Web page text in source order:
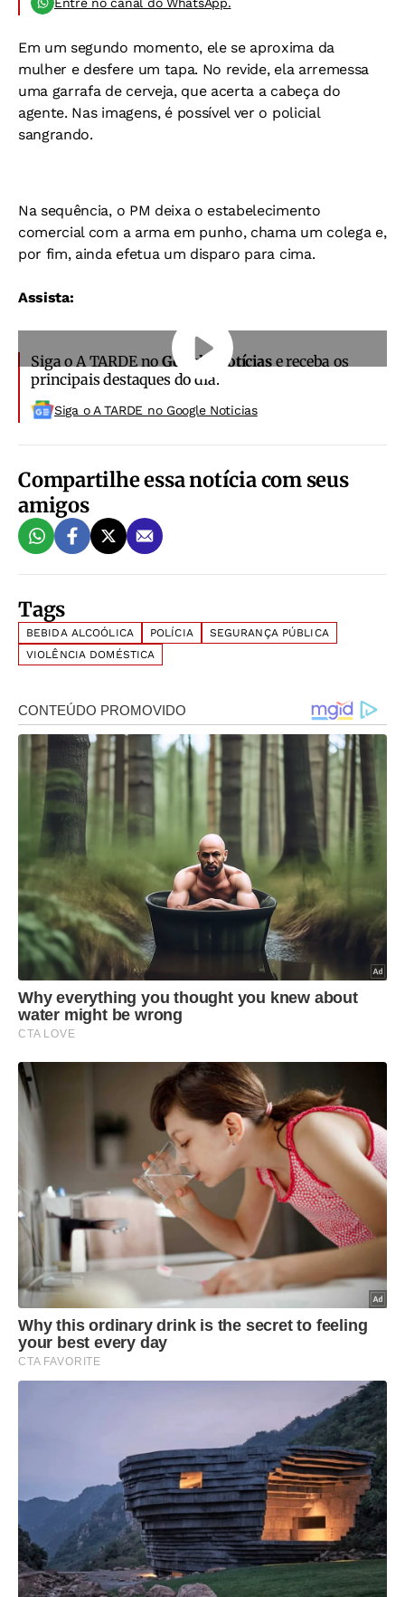
Em um segundo momento, ele se aproxima da
mulher e desfere um tapa. No revide, ela arremessa
uma garrafa de cerveja, que acerta a cabeça do
agente. Nas imagens, é possível ver o policial
sangrando.
Na sequência, o PM deixa o estabelecimento
comercial com a arma em punho, chama um colega e,
por fim, ainda efetua um disparo para cima.
Assista:
Siga o A TARDE noGoogle Notíciase receba os
principais destaques do dia.
Siga o A TARDE no Google Noticias
Compartilhe essa notícia com seus
amigos
Tags
BEBIDA ALCOÓLICA POLÍCIA
SEGURANÇA PÚBLICA
VIOLÊNCIA DOMÉSTICA